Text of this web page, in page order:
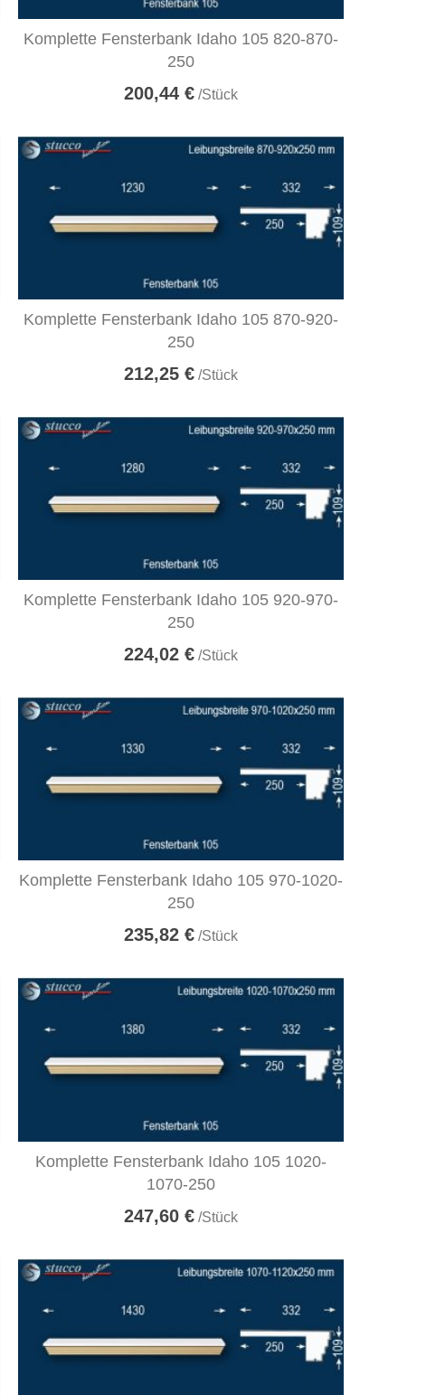
Komplette Fensterbank Idaho 105 820-870-
250
200,44 € /Stück
Komplette Fensterbank Idaho 105 870-920-
250
212,25 € /Stück
Komplette Fensterbank Idaho 105 920-970-
250
224,02 € /Stück
Komplette Fensterbank Idaho 105 970-1020-
250
235,82 € /Stück
Komplette Fensterbank Idaho 105 1020-
1070-250
247,60 € /Stück